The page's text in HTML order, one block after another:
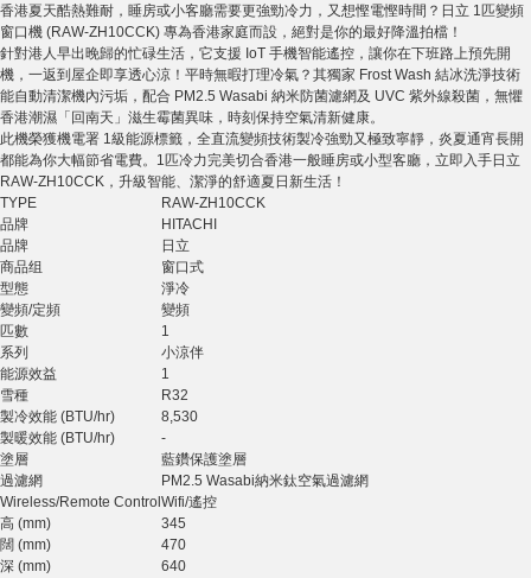
香港夏天酷熱難耐，睡房或小客廳需要更強勁冷力，又想慳電慳時間？日立 1匹變頻
窗口機 (RAW-ZH10CCK) 專為香港家庭而設，絕對是你的最好降溫拍檔！
針對港人早出晚歸的忙碌生活，它支援 IoT 手機智能遙控，讓你在下班路上預先開
機，一返到屋企即享透心涼！平時無暇打理冷氣？其獨家 Frost Wash 結冰洗淨技術
能自動清潔機內污垢，配合 PM2.5 Wasabi 納米防菌濾網及 UVC 紫外線殺菌，無懼
香港潮濕「回南天」滋生霉菌異味，時刻保持空氣清新健康。
此機榮獲機電署 1級能源標籤，全直流變頻技術製冷強勁又極致寧靜，炎夏通宵長開
都能為你大幅節省電費。1匹冷力完美切合香港一般睡房或小型客廳，立即入手日立
RAW-ZH10CCK，升級智能、潔淨的舒適夏日新生活！
TYPE
RAW-ZH10CCK
品牌
HITACHI
品牌
日立
商品组
窗口式
型態
淨冷
變頻/定頻
變頻
匹數
1
系列
小涼伴
能源效益
1
雪種
R32
製冷效能 (BTU/hr)
8,530
製暖效能 (BTU/hr)
-
塗層
藍鑽保護塗層
過濾網
PM2.5 Wasabi納米鈦空氣過濾網
Wireless/Remote Control Wifi/遙控
高 (mm)
345
闊 (mm)
470
深 (mm)
640